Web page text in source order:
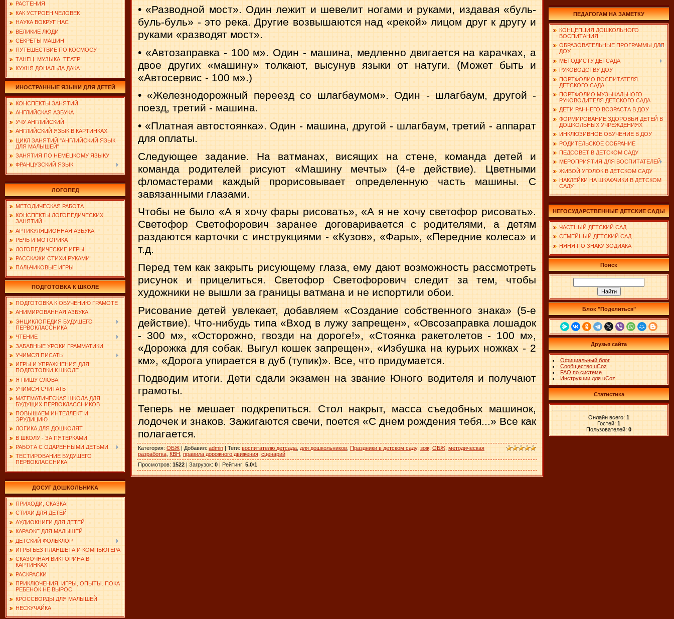
РАСТЕНИЯ
КАК УСТРОЕН ЧЕЛОВЕК
НАУКА ВОКРУГ НАС
ВЕЛИКИЕ ЛЮДИ
СЕКРЕТЫ МАШИН
ПУТЕШЕСТВИЕ ПО КОСМОСУ
ТАНЕЦ. МУЗЫКА. ТЕАТР
КУХНЯ ДОНАЛЬДА ДАКА
ИНОСТРАННЫЕ ЯЗЫКИ ДЛЯ ДЕТЕЙ
КОНСПЕКТЫ ЗАНЯТИЙ
АНГЛИЙСКАЯ АЗБУКА
УЧУ АНГЛИЙСКИЙ
АНГЛИЙСКИЙ ЯЗЫК В КАРТИНКАХ
ЦИКЛ ЗАНЯТИЙ "АНГЛИЙСКИЙ ЯЗЫК
ДЛЯ МАЛЫШЕЙ"
ЗАНЯТИЯ ПО НЕМЕЦКОМУ ЯЗЫКУ
ФРАНЦУЗСКИЙ ЯЗЫК
ЛОГОПЕД
МЕТОДИЧЕСКАЯ РАБОТА
КОНСПЕКТЫ ЛОГОПЕДИЧЕСКИХ
ЗАНЯТИЙ
АРТИКУЛЯЦИОННАЯ АЗБУКА
РЕЧЬ И МОТОРИКА
ЛОГОПЕДИЧЕСКИЕ ИГРЫ
РАССКАЖИ СТИХИ РУКАМИ
ПАЛЬЧИКОВЫЕ ИГРЫ
ПОДГОТОВКА К ШКОЛЕ
ПОДГОТОВКА К ОБУЧЕНИЮ ГРАМОТЕ
АНИМИРОВАННАЯ АЗБУКА
ЭНЦИКЛОПЕДИЯ БУДУЩЕГО
ПЕРВОКЛАССНИКА
ЧТЕНИЕ
ЗАБАВНЫЕ УРОКИ ГРАММАТИКИ
УЧИМСЯ ПИСАТЬ
ИГРЫ И УПРАЖНЕНИЯ ДЛЯ
ПОДГОТОВКИ К ШКОЛЕ
Я ПИШУ СЛОВА
УЧИМСЯ СЧИТАТЬ
МАТЕМАТИЧЕСКАЯ ШКОЛА ДЛЯ
БУДУЩИХ ПЕРВОКЛАССНИКОВ
ПОВЫШАЕМ ИНТЕЛЛЕКТ И
ЭРУДИЦИЮ
ЛОГИКА ДЛЯ ДОШКОЛЯТ
В ШКОЛУ - ЗА ПЯТЕРКАМИ
РАБОТА С ОДАРЕННЫМИ ДЕТЬМИ
ТЕСТИРОВАНИЕ БУДУЩЕГО
ПЕРВОКЛАССНИКА
ДОСУГ ДОШКОЛЬНИКА
ПРИХОДИ, СКАЗКА!
СТИХИ ДЛЯ ДЕТЕЙ
АУДИОКНИГИ ДЛЯ ДЕТЕЙ
КАРАОКЕ ДЛЯ МАЛЫШЕЙ
ДЕТСКИЙ ФОЛЬКЛОР
ИГРЫ БЕЗ ПЛАНШЕТА И КОМПЬЮТЕРА
СКАЗОЧНАЯ ВИКТОРИНА В
КАРТИНКАХ
РАСКРАСКИ
ПРИКЛЮЧЕНИЯ, ИГРЫ, ОПЫТЫ. ПОКА
РЕБЕНОК НЕ ВЫРОС
КРОССВОРДЫ ДЛЯ МАЛЫШЕЙ
НЕСКУЧАЙКА
• «Разводной мост». Один лежит и шевелит ногами и руками, из­давая «буль-
буль-буль» - это река. Другие возвышаются над «ре­кой» лицом друг к другу и
руками «разводят мост».
• «Автозаправка - 100 м». Один - машина, медленно двигается на карачках, а
двое других «машину» толкают, высунув языки от натуги. (Может быть и
«Автосервис - 100 м».)
• «Железнодорожный переезд со шлагбаумом». Один - шлагба­ум, другой -
поезд, третий - машина.
• «Платная автостоянка». Один - машина, другой - шлагбаум, третий - аппарат
для оплаты.
Следующее задание. На ватманах, висящих на стене, команда детей и
команда родителей рисуют «Машину мечты» (4-е действие). Цветными
фломастерами каждый прорисовывает определенную часть машины. С
завязанными глазами.
Чтобы не было «А я хочу фары рисовать», «А я не хочу свето­фор рисовать».
Светофор Светофорович заранее договаривается с родителями, а детям
раздаются карточки с инструкциями - «Ку­зов», «Фары», «Передние колеса» и
т.д.
Перед тем как закрыть рисующему глаза, ему дают возможность рассмотреть
рисунок и прицелиться. Светофор Светофорович сле­дит за тем, чтобы
художники не вышли за границы ватмана и не испортили обои.
Рисование детей увлекает, добавляем «Создание собственного знака» (5-е
действие). Что-нибудь типа «Вход в лужу запрещен», «Овсозаправка лошадок
- 300 м», «Осторожно, гвозди на дороге!», «Стоянка ракетолетов - 100 м»,
«Дорожка для собак. Выгул кошек запрещен», «Избушка на курьих ножках - 2
км», «Дорога упирает­ся в дуб (тупик)». Все, что придумается.
Подводим итоги. Дети сдали экзамен на звание Юного водителя и получают
грамоты.
Теперь не мешает подкрепиться. Стол накрыт, масса съедобных машинок,
лодочек и знаков. Зажигаются свечи, поется «С днем рож­дения тебя...» Все как
полагается.
Категория: ОБЖ | Добавил: admin | Теги: воспитателю детсада для дошкольников Праздники в детском саду, зож ОБЖ методическая
разработка КВН правила дорожного движения сценарий
Просмотров: 1522 | Загрузок: 0 | Рейтинг: 5.0/1
ПЕДАГОГАМ НА ЗАМЕТКУ
КОНЦЕПЦИЯ ДОШКОЛЬНОГО
ВОСПИТАНИЯ
ОБРАЗОВАТЕЛЬНЫЕ ПРОГРАММЫ ДЛЯ
ДОУ
МЕТОДИСТУ ДЕТСАДА
РУКОВОДСТВУ ДОУ
ПОРТФОЛИО ВОСПИТАТЕЛЯ
ДЕТСКОГО САДА
ПОРТФОЛИО МУЗЫКАЛЬНОГО
РУКОВОДИТЕЛЯ ДЕТСКОГО САДА
ДЕТИ РАННЕГО ВОЗРАСТА В ДОУ
ФОРМИРОВАНИЕ ЗДОРОВЬЯ ДЕТЕЙ В
ДОШКОЛЬНЫХ УЧРЕЖДЕНИЯХ
ИНКЛЮЗИВНОЕ ОБУЧЕНИЕ В ДОУ
РОДИТЕЛЬСКОЕ СОБРАНИЕ
ПЕДСОВЕТ В ДЕТСКОМ САДУ
МЕРОПРИЯТИЯ ДЛЯ ВОСПИТАТЕЛЕЙ
ЖИВОЙ УГОЛОК В ДЕТСКОМ САДУ
НАКЛЕЙКИ НА ШКАФЧИКИ В ДЕТСКОМ
САДУ
НЕГОСУДАРСТВЕННЫЕ ДЕТСКИЕ САДЫ
ЧАСТНЫЙ ДЕТСКИЙ САД
СЕМЕЙНЫЙ ДЕТСКИЙ САД
НЯНЯ ПО ЗНАКУ ЗОДИАКА
Поиск
Блок "Поделиться"
Друзья сайта
Официальный блог
Сообщество uCoz
FAQ по системе
Инструкции для uCoz
Статистика
Онлайн всего: 1
Гостей: 1
Пользователей: 0